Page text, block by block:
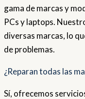
gama de marcas y
PCs y laptops.
diversas marcas, lo
de problemas.
¿Reparan todas las
Sí, ofrecemos